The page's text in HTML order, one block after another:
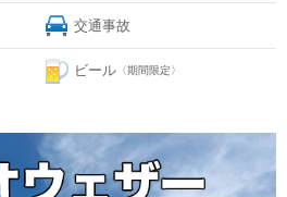
交通事故
ビール 〈期間限定〉